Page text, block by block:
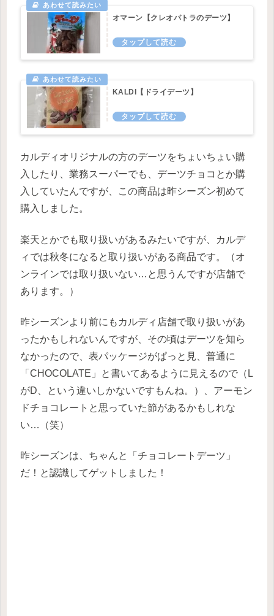
オマーン【クレオパトラのデーツ】
KALDI【ドライデーツ】
カルディオリジナルの方のデーツをちょいちょい購
入したり、業務スーパーでも、デーツチョコとか購
入していたんですが、この商品は昨シーズン初めて
購入しました。
楽天とかでも取り扱いがあるみたいですが、カルデ
ィでは秋冬になると取り扱いがある商品です。（オ
ンラインでは取り扱いない…と思うんですが店舗で
あります。）
昨シーズンより前にもカルディ店舗で取り扱いがあ
ったかもしれないんですが、その頃はデーツを知ら
なかったので、表パッケージがぱっと見、普通に
「CHOCOLATE」と書いてあるように見えるので（L
がD、という違いしかないですもんね。）、アーモン
ドチョコレートと思っていた節があるかもしれな
い…（笑）
昨シーズンは、ちゃんと「チョコレートデーツ」
だ！と認識してゲットしました！